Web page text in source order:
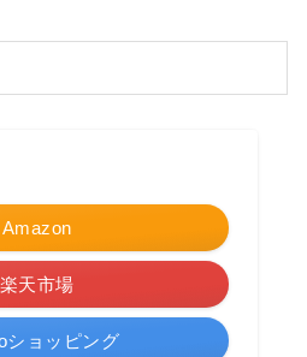
Amazon
楽天市場
ショッピング